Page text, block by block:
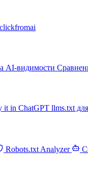
AI-видимости
it in ChatGPT llms.txt
Robots.txt Analyzer